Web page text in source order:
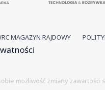
MAGAZYN RAJDOWY
możliwość zmiany zawartości